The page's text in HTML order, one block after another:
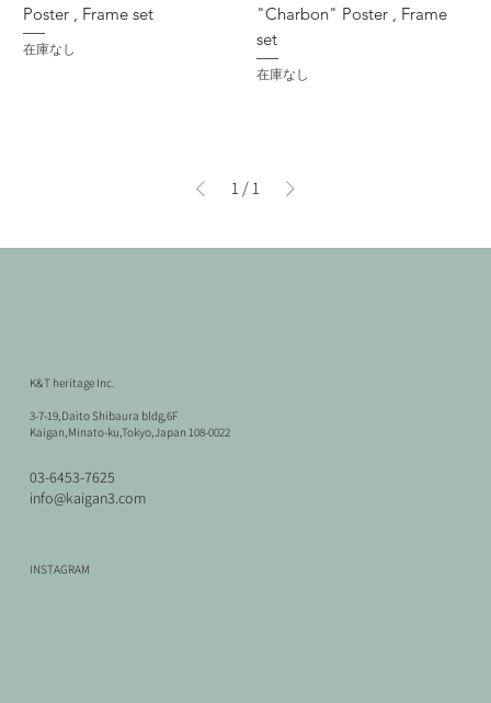
Poster , Frame set
在庫なし
"Charbon" Poster , Frame
set
在庫なし
1/1
K&T heritage Inc.
3-7-19,Daito Shibaura bldg,6F
Kaigan,Minato-ku,Tokyo,Japan 108-0022
03-6453-7625
info@kaigan3.com
INSTAGRAM